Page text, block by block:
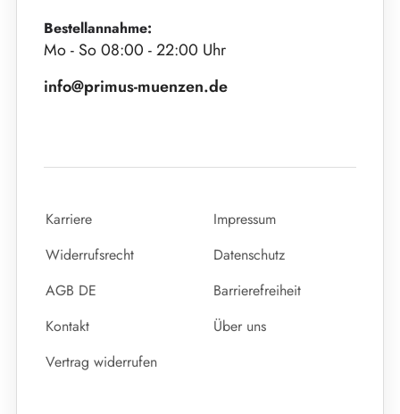
Bestellannahme:
Mo - So 08:00 - 22:00 Uhr
info@primus-muenzen.de
Karriere
Impressum
Widerrufsrecht
Datenschutz
AGB DE
Barrierefreiheit
Kontakt
Über uns
Vertrag widerrufen